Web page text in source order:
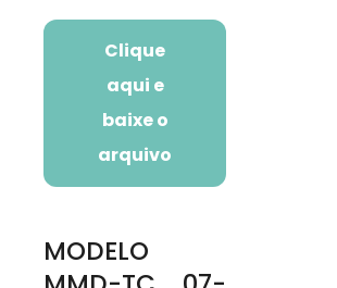
Clique
aqui e
baixe o
arquivo
MODELO